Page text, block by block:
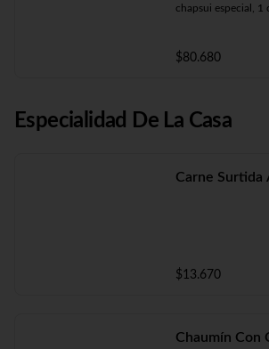
chapsui especial, 1
$80.680
Especialidad De La Casa
Carne Surtida
$13.670
Chaumín Con